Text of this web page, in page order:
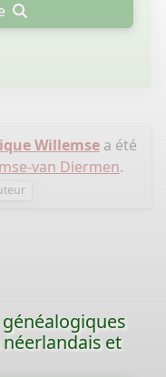
Willemse a été
van Diermen.
et